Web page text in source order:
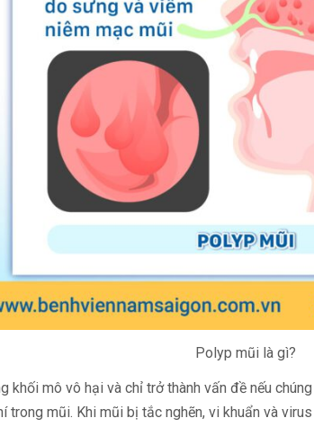
Polyp mũi là gì?
khối mô vô hại và chỉ trở thành vấn đề nếu
trong mũi. Khi mũi bị tắc nghẽn, vi khuẩn và